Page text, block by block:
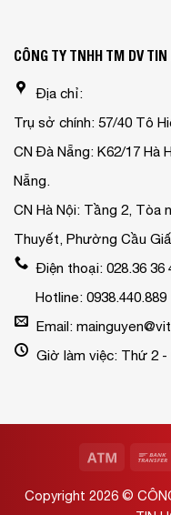
CÔNG TY TNHH TM DV
Địa chỉ:
Trụ sở chính: 57/40 Tô
CN Đà Nẵng: K62/17 Hà
Nẵng.
CN Hà Nội: Tầng 2, Tòa
Thuyết, Phường Cầu
Điện thoại: 028.36 36
Hotline: 0938.440.889
Email:
Giờ làm việc: Thứ 2 -
Copyright 2026 ©